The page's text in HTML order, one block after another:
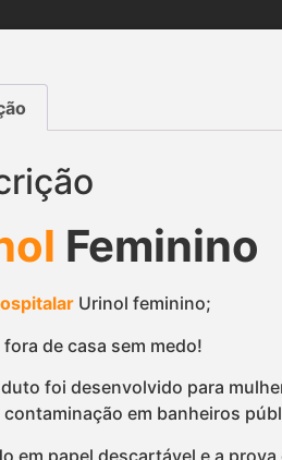
Feminino
Urinol feminino;
fora de casa sem medo!
foi desenvolvido para
contaminação em banheiros
em papel descartável e a